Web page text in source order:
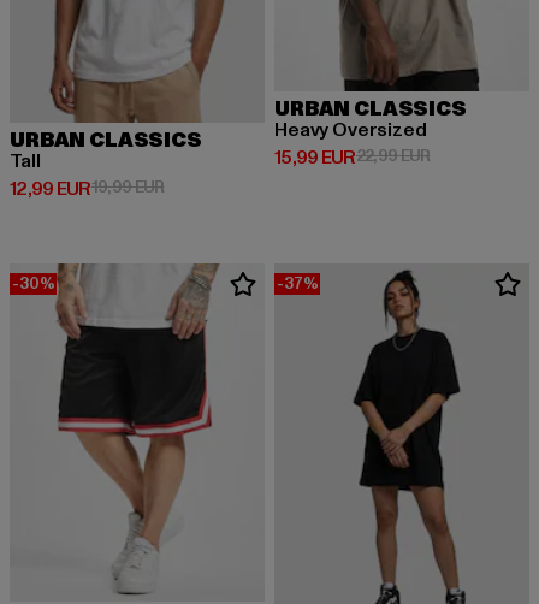
URBAN CLASSICS
Tall
12,99 EUR
Derzeitiger Preis: 12,99 EUR
19,99 EURAktionspreis: 19,99 EUR
URBAN CLASSICS
Heavy Oversized
15,99 EUR
Derzeitiger Preis: 15,99 EUR
22,99 EURAktionspreis:
-30% -37%